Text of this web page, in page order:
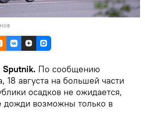
По сообщению
18 августа на большей части
осадков не ожидается,
дожди возможны только в